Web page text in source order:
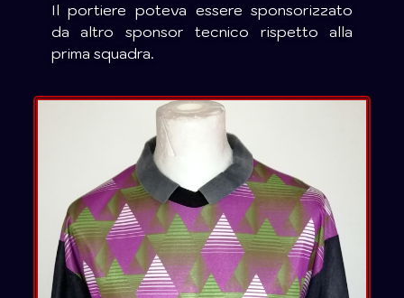
Il portiere poteva essere sponsorizzato
da altro sponsor tecnico rispetto alla
prima squadra.